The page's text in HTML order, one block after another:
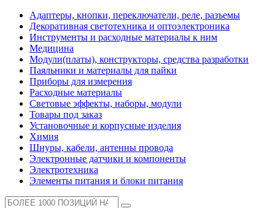
Адаптеры, кнопки, переключатели, реле, разъемы
Декоративная светотехника и оптоэлектроника
Инструменты и расходные материалы к ним
Медицина
Модули(платы), конструкторы, средства разработки
Паяльники и материалы для пайки
Приборы для измерения
Расходные материалы
Световые эффекты, наборы, модули
Товары под заказ
Установочные и корпусные изделия
Химия
Шнуры, кабели, антенны провода
Электронные датчики и компоненты
Электротехника
Элементы питания и блоки питания